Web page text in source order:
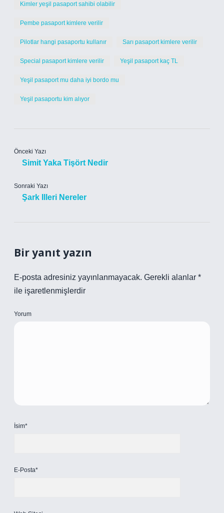
Kimler yeşil pasaport sahibi olabilir
Pembe pasaport kimlere verilir
Pilotlar hangi pasaportu kullanır Sarı pasaport kimlere verilir
Special pasaport kimlere verilir Yeşil pasaport kaç TL
Yeşil pasaport mu daha iyi bordo mu
Yeşil pasaportu kim alıyor
Önceki Yazı
Simit Yaka Tişört Nedir
Sonraki Yazı
Şark Illeri Nereler
Bir yanıt yazın
E-posta adresiniz yayınlanmayacak. Gerekli alanlar *
ile işaretlenmişlerdir
Yorum
İsim*
E-Posta*